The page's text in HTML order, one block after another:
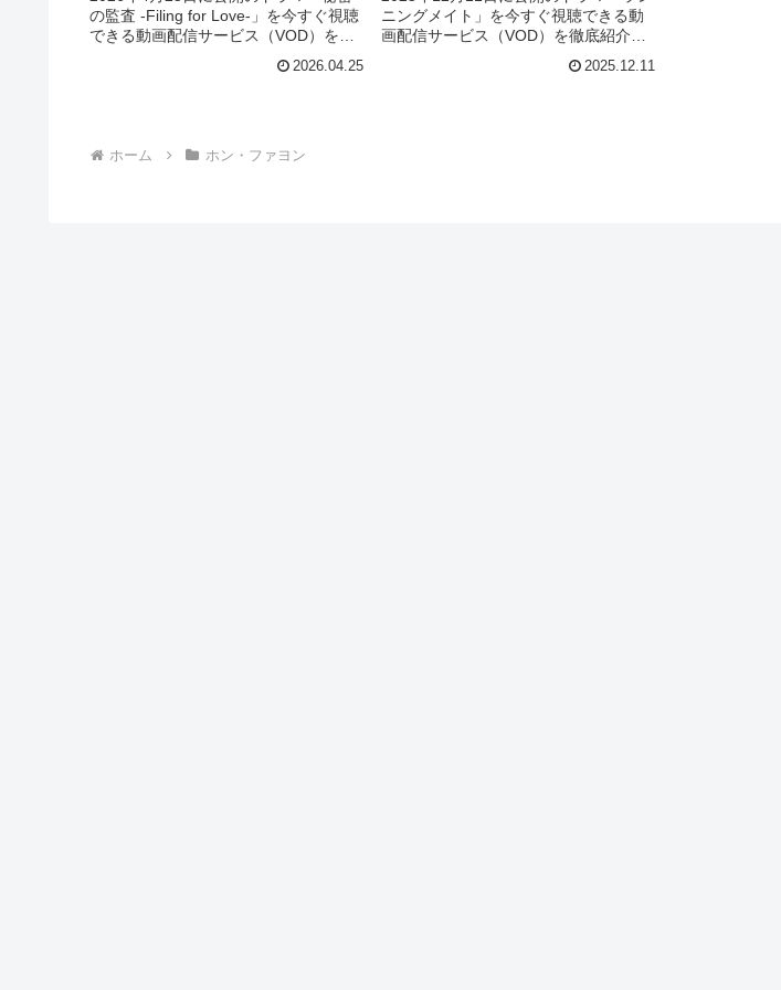
の監査 -Filing for Love-」を今すぐ視聴
できる動画配信サービス（VOD）を徹
スタッフ、主題歌の情報はもちろん、
2026.04.25
ニングメイト」を今すぐ視聴できる動
画配信サービス（VOD）を徹底紹介。
フ、主題歌の情報はもちろん、実際に
2025.12.11
ホーム ホン・ファヨン